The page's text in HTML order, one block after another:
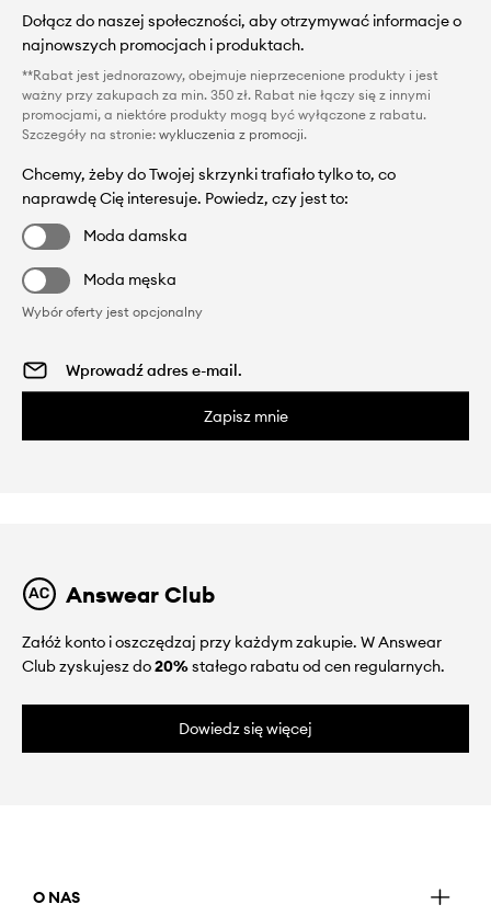
Dołącz do naszej społeczności, aby otrzymywać informacje o
najnowszych promocjach i produktach.
**Rabat jest jednorazowy, obejmuje nieprzecenione produkty i jest
ważny przy zakupach za min. 350 zł. Rabat nie łączy się z innymi
promocjami, a niektóre produkty mogą być wyłączone z rabatu.
Szczegóły na stronie: wykluczenia z promocji.
Chcemy, żeby do Twojej skrzynki trafiało tylko to, co
naprawdę Cię interesuje. Powiedz, czy jest to:
Moda damska
Moda męska
Wybór oferty jest opcjonalny
Zapisz mnie
Answear Club
Załóż konto i oszczędzaj przy każdym zakupie. W Answear
Club zyskujesz do20%stałego rabatu od cen regularnych.
Dowiedz się więcej
O NAS